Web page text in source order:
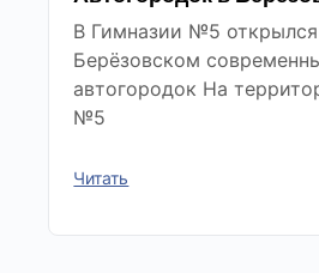
В Гимназии №5
Берёзовском
автогородок На
№5
Читать